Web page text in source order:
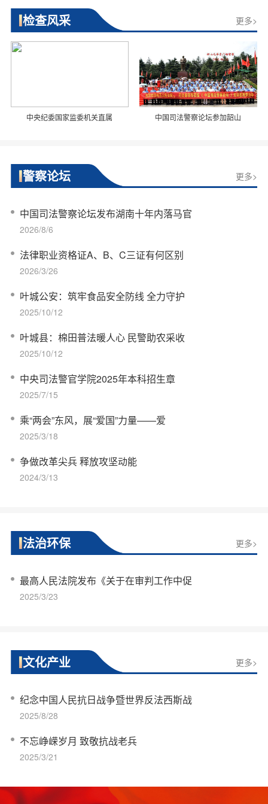
检查风采 更多>
中央纪委国家监委机关直属 中国司法警察论坛参加韶山
警察论坛 更多>
中国司法警察论坛发布湖南十年内落马官
2026/8/6
法律职业资格证A、B、C三证有何区别
2026/3/26
叶城公安：筑牢食品安全防线 全力守护
2025/10/12
叶城县：棉田普法暖人心 民警助农采收
2025/10/12
中央司法警官学院2025年本科招生章
2025/7/15
乘“两会”东风，展“爱国”力量——爱
2025/3/18
争做改革尖兵 释放攻坚动能
2024/3/13
法治环保 更多>
最高人民法院发布《关于在审判工作中促
2025/3/23
文化产业 更多>
纪念中国人民抗日战争暨世界反法西斯战
2025/8/28
不忘峥嵘岁月 致敬抗战老兵
2025/3/21